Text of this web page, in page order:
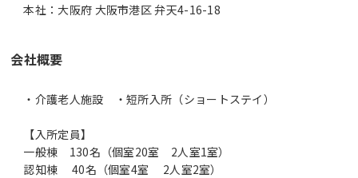
本社：大阪府 大阪市港区 弁天4-16-18
会社概要
・介護老人施設 ・短所入所（ショートステイ）
【入所定員】
一般棟 130名（個室20室 2人室1室）
認知棟 40名（個室4室 2人室2室）